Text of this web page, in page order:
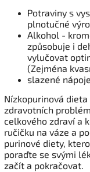
Potraviny s
plnotučné
Alkohol -
způsobuje i
vylučovat
(Zejména
slazené nápoje
Nízkopurinová
zdravotních
celkového zdraví a
ručičku na váze a
purinové diety,
poraďte se svými
začít a pokračovat.